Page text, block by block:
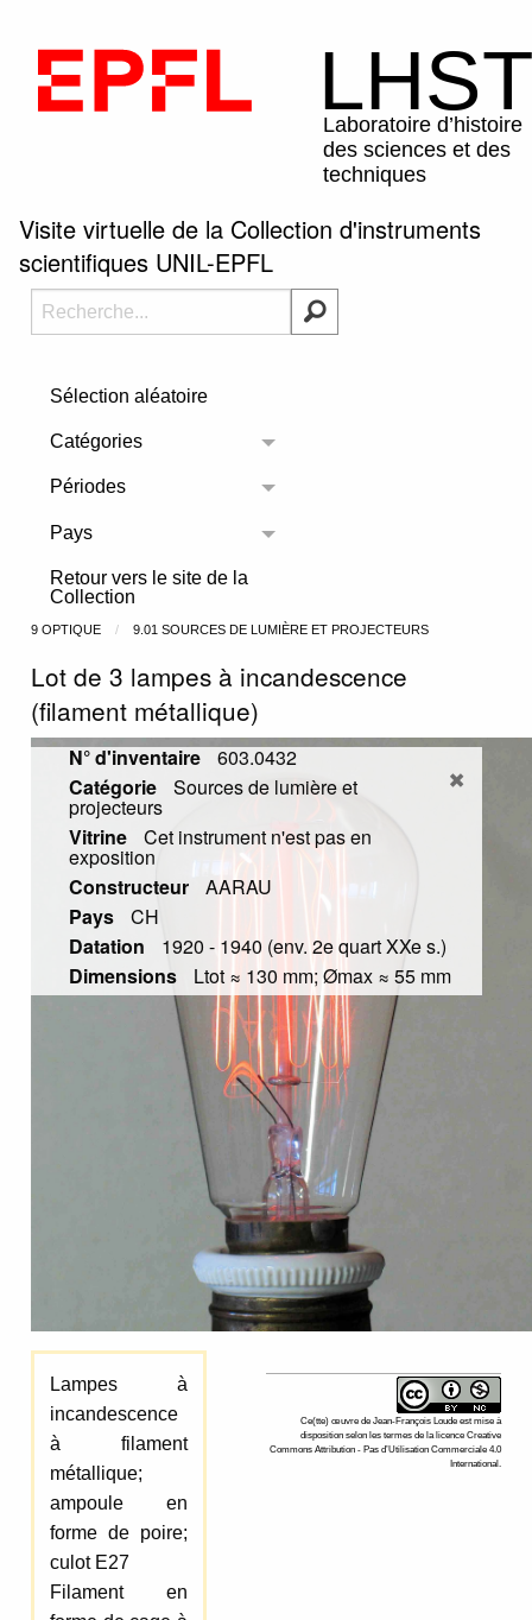
Visite virtuelle de la Collection d'instruments
scientifiques UNIL-EPFL
Sélection aléatoire
Catégories
Toggle menu
Périodes
Toggle menu
Pays
Toggle menu
Retour vers le site de la
Collection
9 OPTIQUE 9.01 SOURCES DE LUMIÈRE ET PROJECTEURS
Lot de 3 lampes à incandescence
(filament métallique)
N° d'inventaire
603.0432
Catégorie
Sources de lumière et
projecteurs
Vitrine
Cet instrument n'est pas en
exposition
Constructeur
AARAU
Pays
CH
Datation
1920 - 1940 (env. 2e quart XXe s.)
Dimensions
Ltot ≈ 130 mm; Ømax ≈ 55 mm
Lampes à
incandescence
à filament
métallique;
ampoule en
forme de poire;
culot E27
Filament en
Ce(tte) œuvre de Jean-François Loude est mise à
disposition selon les termes de la licence Creative
Commons Attribution - Pas d’Utilisation Commerciale 4.0
International.